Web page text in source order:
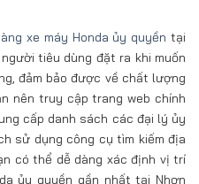
xe máy Honda ủy quyền tại
tiêu dùng đặt ra khi muốn
đảm bảo được về chất lượng
nên truy cập trang web chính
cấp danh sách các đại lý ủy
sử dụng công cụ tìm kiếm địa
có thể dễ dàng xác định vị trí
ủy quyền gần nhất tại Nhơn